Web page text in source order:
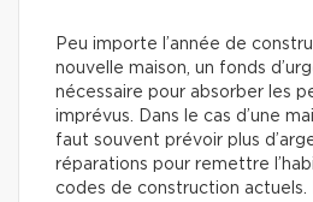
Peu importe l’année de
nouvelle maison, un fonds
nécessaire pour absorber les
imprévus. Dans le cas d’une
faut souvent prévoir plus
réparations pour remettre
codes de construction actuels.